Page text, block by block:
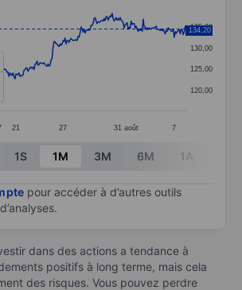
272 data points.
X axis displaying categories.
Y axis displaying values. Data ranges
21 27 31 août 7
120,00
125,00
130,00
135,00
134,20
chart.
1S 1M 3M 6M 1A
pour accéder à d’autres outils
dans des actions a tendance à
positifs à long terme, mais cela
des risques. Vous pouvez perdre